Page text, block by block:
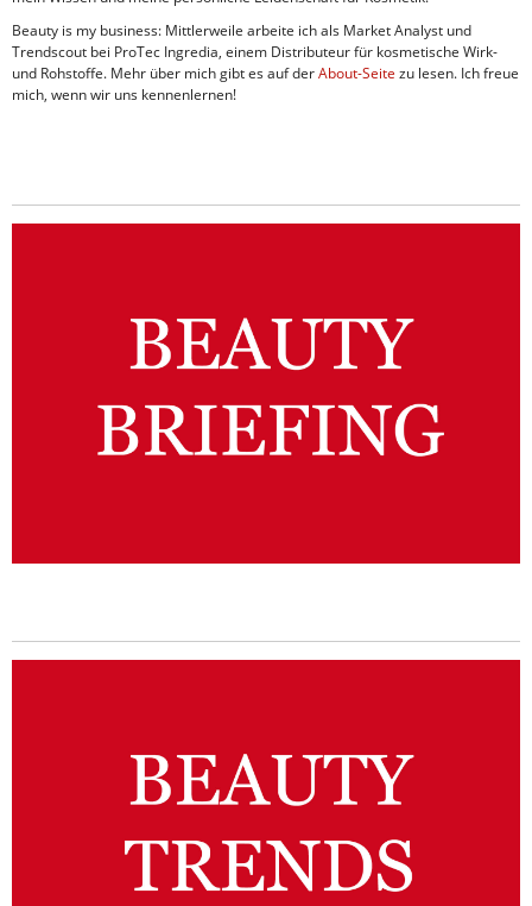
Beauty is my business: Mittlerweile arbeite ich als Market Analyst und
Trendscout bei ProTec Ingredia, einem Distributeur für kosmetische Wirk-
und Rohstoffe. Mehr über mich gibt es auf derAbout-Seite zu lesen. Ich freue
mich, wenn wir uns kennenlernen!